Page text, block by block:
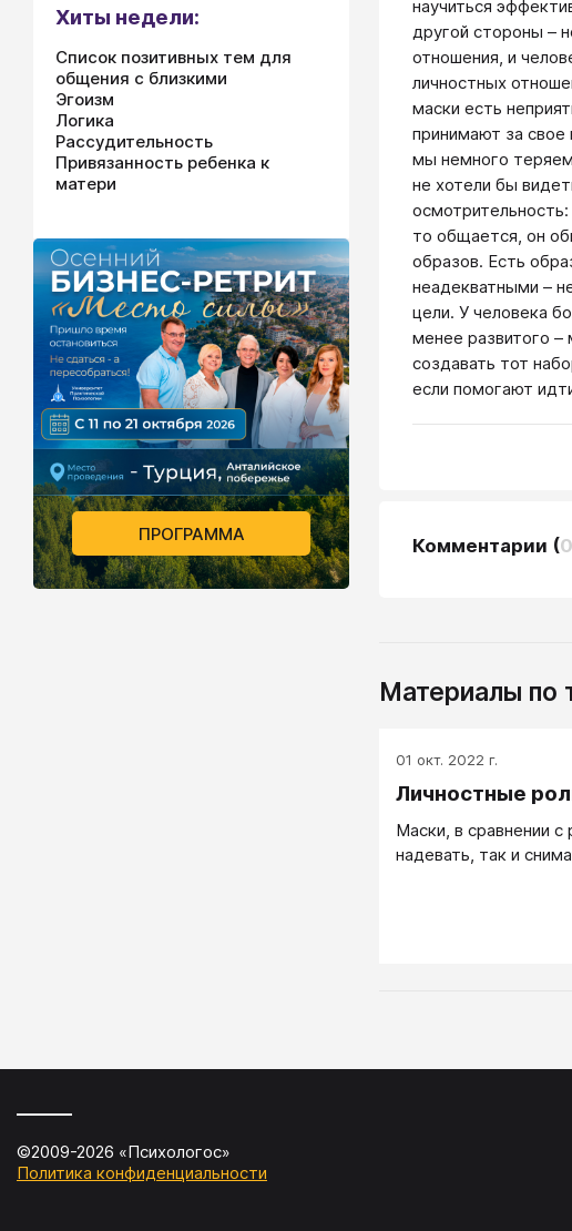
научиться
другой стороны –
отношения, и
личностных
маски есть
принимают за свое
мы немного
не хотели бы
то общается, он
образов. Есть
неадекватными –
цели. У человека
менее развитого –
создавать тот
если помогают
Комментарии (0
Материалы по
01 окт. 2022 г.
Личностные
Маски, в сравнении с
надевать, так и
Хиты недели:
Список позитивных тем для
общения с близкими
Эгоизм
Логика
Рассудительность
Привязанность ребенка к
матери
ПРОГРАММА
©2009-2026 «Психологос»
Политика конфиденциальности